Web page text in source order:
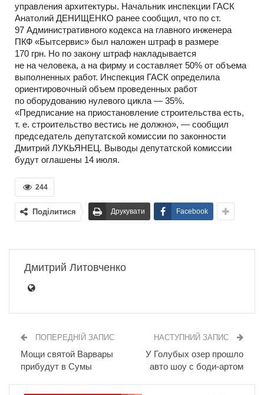
управления архитектуры. Начальник инспекции ГАСК
Анатолий ДЕНИЩЕНКО ранее сообщил, что по ст.
97 Административного кодекса на главного инженера
ПКФ «Бытсервис» был наложен штраф в размере
170 грн. Но по закону штраф накладывается
не на человека, а на фирму и составляет 50% от объема
выполненных работ. Инспекция ГАСК определила
ориентировочный объем проведенных работ
по оборудованию нулевого цикла — 35%.
«Предписание на приостановление строительства есть,
т. е. строительство вестись не должно», — сообщил
председатель депутатской комиссии по законности
Дмитрий ЛУКЬЯНЕЦ. Выводы депутатской комиссии
будут оглашены 14 июля.
244
Поділитися Друкувати Facebook
Дмитрий Литовченко
ПОПЕРЕДНІЙ ЗАПИС
Мощи святой Варвары
прибудут в Сумы
НАСТУПНИЙ ЗАПИС
У Голубых озер прошло
авто шоу с боди-артом